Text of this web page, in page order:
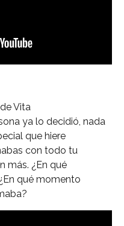
Vita
ya lo decidió, nada
que hiere
con todo tu
más. ¿En qué
qué momento